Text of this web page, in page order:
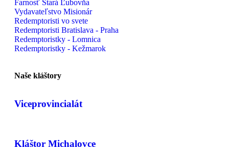
Farnosť Stará Ľubovňa
Vydavateľstvo Misionár
Redemptoristi vo svete
Redemptoristi Bratislava - Praha
Redemptoristky - Lomnica
Redemptoristky - Kežmarok
Naše kláštory
Viceprovincialát
Kláštor Michalovce